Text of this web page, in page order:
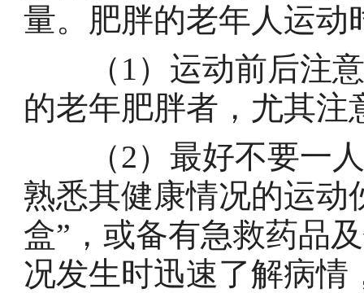
量。肥胖的老年人运动
（1）运动前后注意
的老年肥胖者，尤其
（2）最好不要一人
熟悉其健康情况的运动
盒”，或备有急救药品
况发生时迅速了解病情